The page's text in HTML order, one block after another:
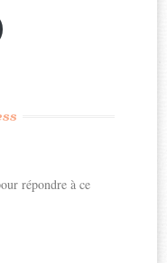
répondre à ce